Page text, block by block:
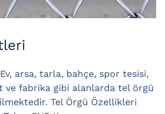
arsa, tarla, bahçe, spor tesisi,
ve fabrika gibi alanlarda tel örgü
Tel Örgü Özellikleri